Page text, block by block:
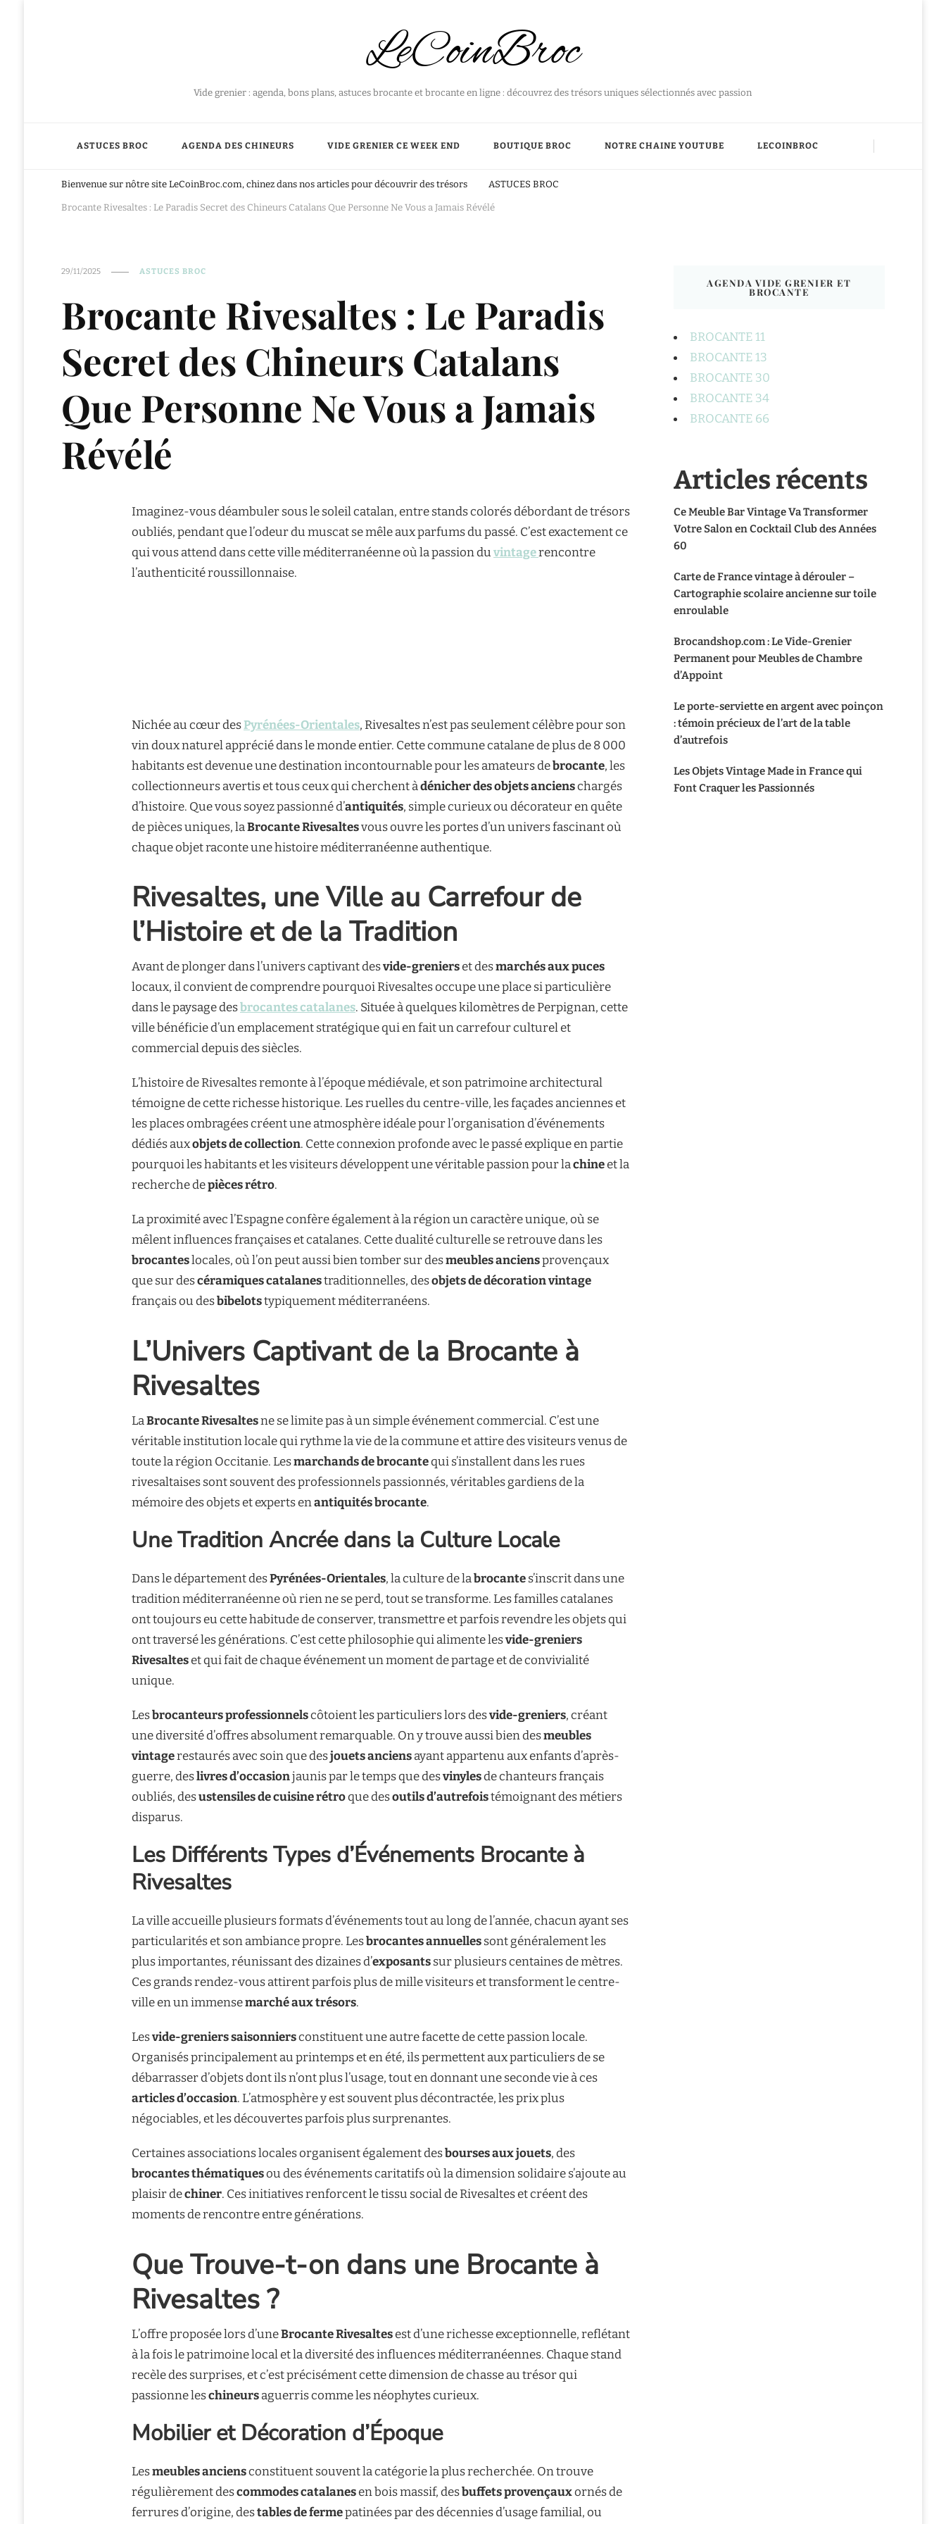
LeCoinBroc
Vide grenier : agenda, bons plans, astuces brocante et brocante en ligne : découvrez des trésors uniques sélectionnés avec passion
ASTUCES BROC AGENDA DES CHINEURS VIDE GRENIER CE WEEK END BOUTIQUE BROC NOTRE CHAINE YOUTUBE LECOINBROC
Bienvenue sur nôtre site LeCoinBroc.com, chinez dans nos articles pour découvrir des trésors ASTUCES BROC
Brocante Rivesaltes : Le Paradis Secret des Chineurs Catalans Que Personne Ne Vous a Jamais Révélé
29/11/2025 ASTUCES BROC
Brocante Rivesaltes : Le Paradis
Secret des Chineurs Catalans
Que Personne Ne Vous a Jamais
Révélé
Imaginez-vous déambuler sous le soleil catalan, entre stands colorés débordant de trésors
oubliés, pendant que l’odeur du muscat se mêle aux parfums du passé. C’est exactement ce
qui vous attend dans cette ville méditerranéenne où la passion duvintagerencontre
l’authenticité roussillonnaise.
Nichée au cœur desPyrénées-Orientales, Rivesaltes n’est pas seulement célèbre pour son
vin doux naturel apprécié dans le monde entier. Cette commune catalane de plus de 8 000
habitants est devenue une destination incontournable pour les amateurs debrocante, les
collectionneurs avertis et tous ceux qui cherchent àdénicher des objets ancienschargés
d’histoire. Que vous soyez passionné d’antiquités, simple curieux ou décorateur en quête
de pièces uniques, laBrocante Rivesaltesvous ouvre les portes d’un univers fascinant où
chaque objet raconte une histoire méditerranéenne authentique.
Rivesaltes, une Ville au Carrefour de
l’Histoire et de la Tradition
Avant de plonger dans l’univers captivant desvide-grenierset desmarchés aux puces
locaux, il convient de comprendre pourquoi Rivesaltes occupe une place si particulière
dans le paysage desbrocantes catalanes. Située à quelques kilomètres de Perpignan, cette
ville bénéficie d’un emplacement stratégique qui en fait un carrefour culturel et
commercial depuis des siècles.
L’histoire de Rivesaltes remonte à l’époque médiévale, et son patrimoine architectural
témoigne de cette richesse historique. Les ruelles du centre-ville, les façades anciennes et
les places ombragées créent une atmosphère idéale pour l’organisation d’événements
dédiés auxobjets de collection. Cette connexion profonde avec le passé explique en partie
pourquoi les habitants et les visiteurs développent une véritable passion pour lachineet la
recherche depièces rétro.
La proximité avec l’Espagne confère également à la région un caractère unique, où se
mêlent influences françaises et catalanes. Cette dualité culturelle se retrouve dans les
brocanteslocales, où l’on peut aussi bien tomber sur desmeubles anciensprovençaux
que sur descéramiques catalanestraditionnelles, desobjets de décoration vintage
français ou desbibelotstypiquement méditerranéens.
L’Univers Captivant de la Brocante à
Rivesaltes
LaBrocante Rivesaltesne se limite pas à un simple événement commercial. C’est une
véritable institution locale qui rythme la vie de la commune et attire des visiteurs venus de
toute la région Occitanie. Lesmarchands de brocantequi s’installent dans les rues
rivesaltaises sont souvent des professionnels passionnés, véritables gardiens de la
mémoire des objets et experts enantiquités brocante.
Une Tradition Ancrée dans la Culture Locale
Dans le département desPyrénées-Orientales, la culture de labrocantes’inscrit dans une
tradition méditerranéenne où rien ne se perd, tout se transforme. Les familles catalanes
ont toujours eu cette habitude de conserver, transmettre et parfois revendre les objets qui
ont traversé les générations. C’est cette philosophie qui alimente lesvide-greniers
Rivesalteset qui fait de chaque événement un moment de partage et de convivialité
unique.
Lesbrocanteurs professionnelscôtoient les particuliers lors desvide-greniers, créant
une diversité d’offres absolument remarquable. On y trouve aussi bien desmeubles
vintagerestaurés avec soin que desjouets anciensayant appartenu aux enfants d’après-
guerre, deslivres d’occasionjaunis par le temps que desvinylesde chanteurs français
oubliés, desustensiles de cuisine rétroque desoutils d’autrefoistémoignant des métiers
disparus.
Les Différents Types d’Événements Brocante à
Rivesaltes
La ville accueille plusieurs formats d’événements tout au long de l’année, chacun ayant ses
particularités et son ambiance propre. Lesbrocantes annuellessont généralement les
plus importantes, réunissant des dizaines d’exposantssur plusieurs centaines de mètres.
Ces grands rendez-vous attirent parfois plus de mille visiteurs et transforment le centre-
ville en un immensemarché aux trésors.
Lesvide-greniers saisonniersconstituent une autre facette de cette passion locale.
Organisés principalement au printemps et en été, ils permettent aux particuliers de se
débarrasser d’objets dont ils n’ont plus l’usage, tout en donnant une seconde vie à ces
articles d’occasion. L’atmosphère y est souvent plus décontractée, les prix plus
négociables, et les découvertes parfois plus surprenantes.
Certaines associations locales organisent également desbourses aux jouets, des
brocantes thématiquesou des événements caritatifs où la dimension solidaire s’ajoute au
plaisir dechiner. Ces initiatives renforcent le tissu social de Rivesaltes et créent des
moments de rencontre entre générations.
Que Trouve-t-on dans une Brocante à
Rivesaltes ?
L’offre proposée lors d’uneBrocante Rivesaltesest d’une richesse exceptionnelle, reflétant
à la fois le patrimoine local et la diversité des influences méditerranéennes. Chaque stand
recèle des surprises, et c’est précisément cette dimension de chasse au trésor qui
passionne leschineursaguerris comme les néophytes curieux.
Mobilier et Décoration d’Époque
Lesmeubles anciensconstituent souvent la catégorie la plus recherchée. On trouve
régulièrement descommodes catalanesen bois massif, desbuffets provençauxornés de
ferrures d’origine, destables de fermepatinées par des décennies d’usage familial, ou
AGENDA VIDE GRENIER ET
BROCANTE
BROCANTE 11
BROCANTE 13
BROCANTE 30
BROCANTE 34
BROCANTE 66
Articles récents
Ce Meuble Bar Vintage Va Transformer
Votre Salon en Cocktail Club des Années
60
Carte de France vintage à dérouler –
Cartographie scolaire ancienne sur toile
enroulable
Brocandshop.com : Le Vide-Grenier
Permanent pour Meubles de Chambre
d’Appoint
Le porte-serviette en argent avec poinçon
: témoin précieux de l’art de la table
d’autrefois
Les Objets Vintage Made in France qui
Font Craquer les Passionnés